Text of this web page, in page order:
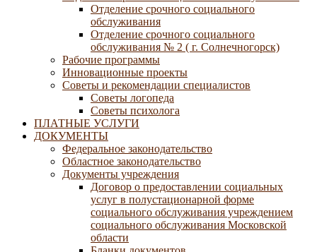
Отделение срочного социального
обслуживания
Отделение срочного социального
обслуживания № 2 ( г. Солнечногорск)
Рабочие программы
Инновационные проекты
Советы и рекомендации специалистов
Советы логопеда
Советы психолога
ПЛАТНЫЕ УСЛУГИ
ДОКУМЕНТЫ
Федеральное законодательство
Областное законодательство
Документы учреждения
Договор о предоставлении социальных
услуг в полустационарной форме
социального обслуживания учреждением
социального обслуживания Московской
области